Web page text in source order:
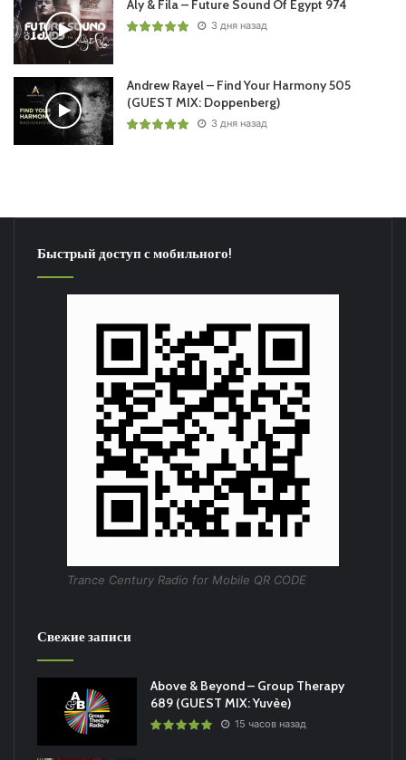
Aly & Fila – Future Sound Of Egypt 974
3 дня назад
Andrew Rayel – Find Your Harmony 505
(GUEST MIX: Doppenberg)
3 дня назад
Быстрый доступ с мобильного!
Trance Century Radio for Mobile QR CODE
Свежие записи
Above & Beyond – Group Therapy
689 (GUEST MIX: Yuvèe)
15 часов назад